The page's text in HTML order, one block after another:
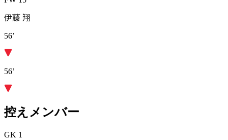
伊藤 翔
56’
56’
控えメンバー
GK 1